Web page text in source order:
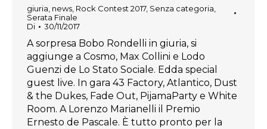
giuria news Rock Contest 2017, Senza categoria
Serata Finale
Di
30/11/2017
A sorpresa Bobo Rondelli in giuria, si
aggiunge a Cosmo, Max Collini e Lodo
Guenzi de Lo Stato Sociale. Edda special
guest live. In gara 43 Factory, Atlantico, Dust
& the Dukes, Fade Out, PijamaParty e White
Room. A Lorenzo Marianelli il Premio
Ernesto de Pascale. È tutto pronto per la